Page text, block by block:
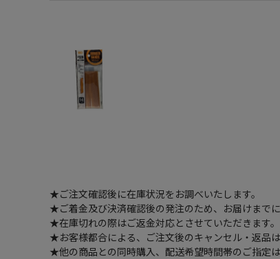
★ご注文確認後に在庫状況をお調べいたします。
★ご着金及び決済確認後の発注のため、お届けまで
★在庫切れの際はご返金対応とさせていただきます。
★お客様都合による、ご注文後のキャンセル・返品は
★他の商品との同時購入、配送希望時間帯のご指定は